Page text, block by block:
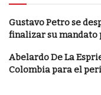
Gustavo Petro se
finalizar su mandato
Abelardo De La
Colombia para el